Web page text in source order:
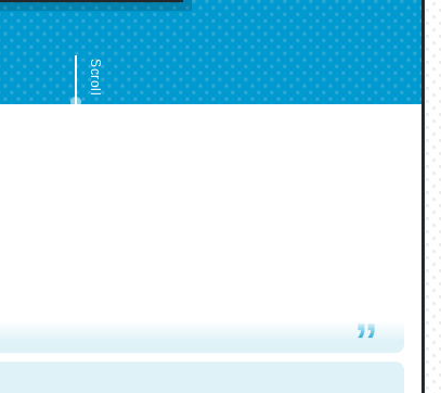
Scroll
んだろうなと凄く思う。英語少しでも読める人は原文
Let’s Fucking Go. Then Covid hit. Shit.
ズ・ヌートバー